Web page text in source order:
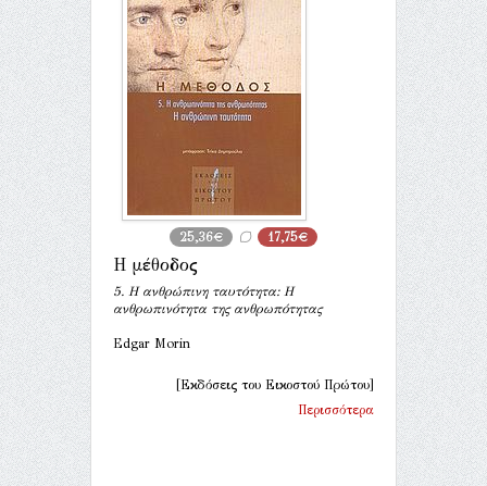
25,36€ 17,75€
Η μέθοδος
5. Η ανθρώπινη ταυτότητα: Η
ανθρωπινότητα της ανθρωπότητας
Edgar Morin
[Εκδόσεις του Εικοστού Πρώτου]
Περισσότερα